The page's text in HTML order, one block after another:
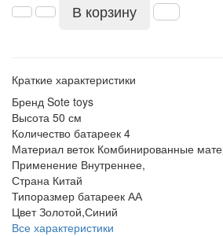
В корзину
Краткие характеристики
Бренд Sote toys
Высота 50 см
Количество батареек 4
Материал веток Комбинированные
Применение Внутреннее,
Страна Китай
Типоразмер батареек АА
Цвет Золотой,Синий
Все характеристики